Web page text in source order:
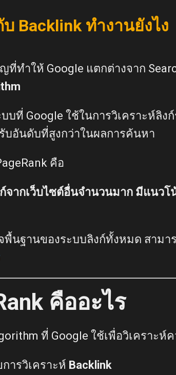
บ Backlink ทำงานยังไง
ที่ทำให้ Google แตกต่างจาก
บที่ Google ใช้ในการวิเคราะห์ลิง
บอันดับที่สูงกว่าในผลการค้นหา
คือ
ก์จากเว็บไซต์อื่นจำนวนมาก มีแน
พื้นฐานของระบบลิงก์ทั้งหมด สามา
คืออะไร
ที่ Google ใช้เพื่อวิเคราะ
ารวิเคราะห์ Backlink